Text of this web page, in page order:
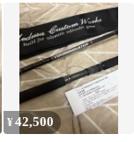
¥42,500